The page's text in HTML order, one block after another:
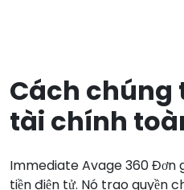
Cách chúng
tài chính
Immediate Avage 360Đơn
tiền điện tử. Nó trao quyền